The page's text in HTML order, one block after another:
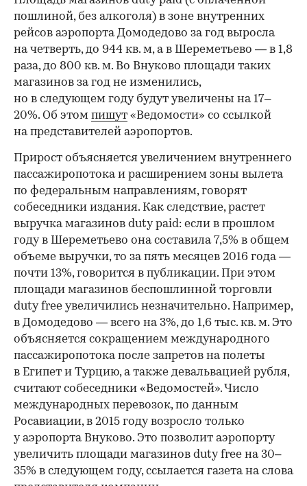
пошлиной, без алкоголя) в зоне внутренних
рейсов аэропорта Домодедово за год выросла
на четверть, до 944 кв. м, а в Шереметьево — в 1,8
раза, до 800 кв. м. Во Внуково площади таких
магазинов за год не изменились,
но в следующем году будут увеличены на 17–
20%. Об этом пишут «Ведомости» со ссылкой
на представителей аэропортов.
Прирост объясняется увеличением внутреннего
пассажиропотока и расширением зоны вылета
по федеральным направлениям, говорят
собеседники издания. Как следствие, растет
выручка магазинов duty paid: если в прошлом
году в Шереметьево она составила 7,5% в общем
объеме выручки, то за пять месяцев 2016 года —
почти 13%, говорится в публикации. При этом
площади магазинов беспошлинной торговли
duty free увеличились незначительно. Например,
в Домодедово — всего на 3%, до 1,6 тыс. кв. м. Это
объясняется сокращением международного
пассажиропотока после запретов на полеты
в Египет и Турцию, а также девальвацией рубля,
считают собеседники «Ведомостей». Число
международных перевозок, по данным
Росавиации, в 2015 году возросло только
у аэропорта Внуково. Это позволит аэропорту
увеличить площади магазинов duty free на 30–
35% в следующем году, ссылается газета на слова